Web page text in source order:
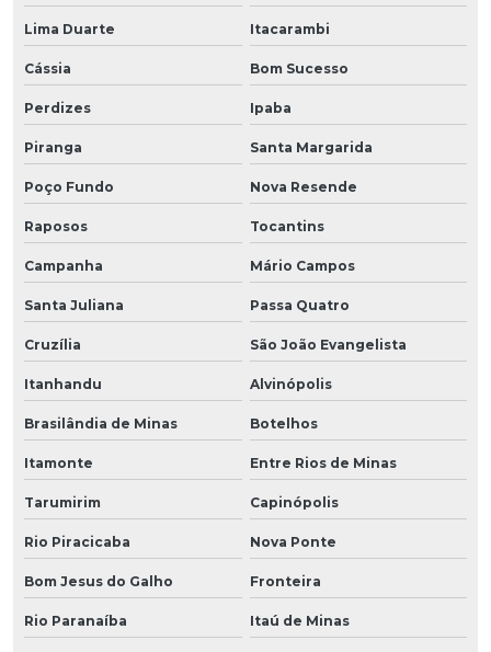
Lima Duarte Itacarambi
Cássia Bom Sucesso
Perdizes Ipaba
Piranga Santa Margarida
Poço Fundo Nova Resende
Raposos Tocantins
Campanha Mário Campos
Santa Juliana Passa Quatro
Cruzília São João Evangelista
Itanhandu Alvinópolis
Brasilândia de Minas Botelhos
Itamonte Entre Rios de Minas
Tarumirim Capinópolis
Rio Piracicaba Nova Ponte
Bom Jesus do Galho Fronteira
Rio Paranaíba Itaú de Minas